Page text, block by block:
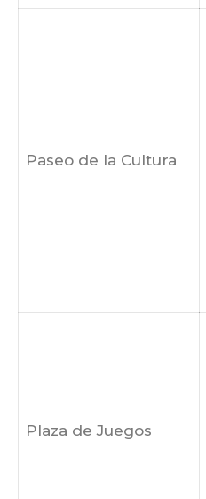
Paseo de la Cultura
Plaza de Juegos